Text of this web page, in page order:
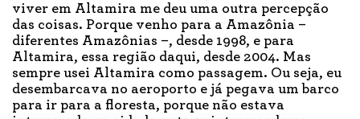
viver em Altamira me deu uma outra percepção
das coisas. Porque venho para a Amazônia –
diferentes Amazônias –, desde 1998, e para
Altamira, essa região daqui, desde 2004. Mas
sempre usei Altamira como passagem. Ou seja, eu
desembarcava no aeroporto e já pegava um barco
para ir para a floresta, porque não estava